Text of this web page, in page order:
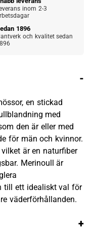
inom 2-3
1896
och kvalitet sedan
-
en stickad
med
den är eller med
för män och kvinnor.
är en naturfiber
Merinoull är
till ett idealiskt val för
väderförhållanden.
+